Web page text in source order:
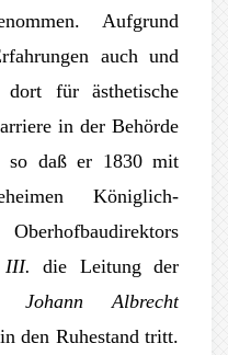
Aufgrund
auch und
für ästhetische
in der Behörde
so daß er 1830 mit
Königlich-
III. die Leitung der
Johann Albrecht
den Ruhestand tritt.